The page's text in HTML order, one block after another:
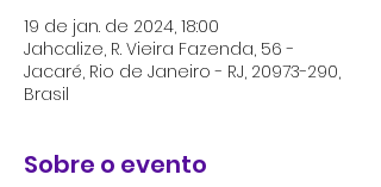
19 de jan. de 2024, 18:00
Jahcalize, R. Vieira Fazenda, 56 -
Jacaré, Rio de Janeiro - RJ, 20973-290,
Brasil
Sobre o evento